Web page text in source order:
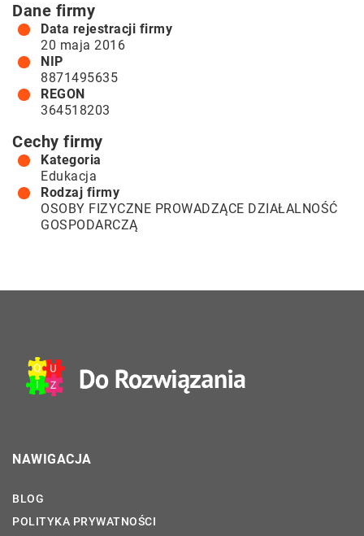
Dane firmy
Data rejestracji firmy
20 maja 2016
NIP
8871495635
REGON
364518203
Cechy firmy
Kategoria
Edukacja
Rodzaj firmy
OSOBY FIZYCZNE PROWADZĄCE DZIAŁALNOŚĆ
GOSPODARCZĄ
NAWIGACJA
BLOG
POLITYKA PRYWATNOŚCI